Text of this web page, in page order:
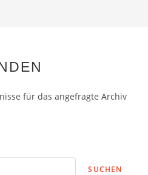
für das angefragte Archiv
SUCHEN